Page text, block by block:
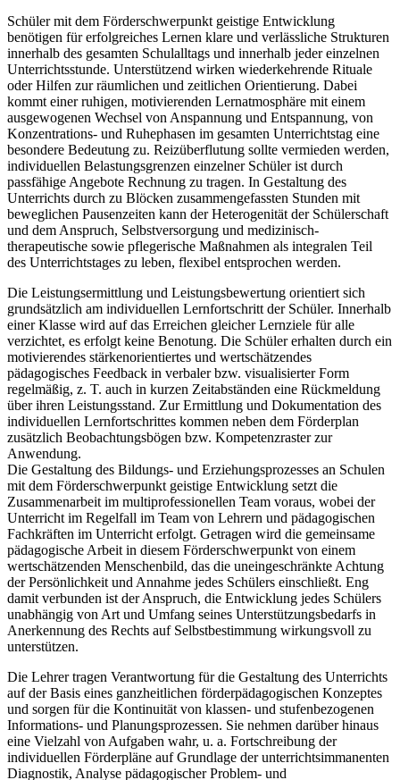
Schüler mit dem Förderschwerpunkt geistige Entwicklung
benötigen für erfolgreiches Lernen klare und verlässliche Strukturen
innerhalb des gesamten Schulalltags und innerhalb jeder einzelnen
Unterrichtsstunde. Unterstützend wirken wiederkehrende Rituale
oder Hilfen zur räumlichen und zeitlichen Orientierung. Dabei
kommt einer ruhigen, motivierenden Lernatmosphäre mit einem
ausgewogenen Wechsel von Anspannung und Entspannung, von
Konzentrations- und Ruhephasen im gesamten Unterrichtstag eine
besondere Bedeutung zu. Reizüberflutung sollte vermieden werden,
individuellen Belastungsgrenzen einzelner Schüler ist durch
passfähige Angebote Rechnung zu tragen. In Gestaltung des
Unterrichts durch zu Blöcken zusammengefassten Stunden mit
beweglichen Pausenzeiten kann der Heterogenität der Schülerschaft
und dem Anspruch, Selbstversorgung und medizinisch-
therapeutische sowie pflegerische Maßnahmen als integralen Teil
des Unterrichtstages zu leben, flexibel entsprochen werden.
Die Leistungsermittlung und Leistungsbewertung orientiert sich
grundsätzlich am individuellen Lernfortschritt der Schüler. Innerhalb
einer Klasse wird auf das Erreichen gleicher Lernziele für alle
verzichtet, es erfolgt keine Benotung. Die Schüler erhalten durch ein
motivierendes stärkenorientiertes und wertschätzendes
pädagogisches Feedback in verbaler bzw. visualisierter Form
regelmäßig, z. T. auch in kurzen Zeitabständen eine Rückmeldung
über ihren Leistungsstand. Zur Ermittlung und Dokumentation des
individuellen Lernfortschrittes kommen neben dem Förderplan
zusätzlich Beobachtungsbögen bzw. Kompetenzraster zur
Anwendung.
Die Gestaltung des Bildungs- und Erziehungsprozesses an Schulen
mit dem Förderschwerpunkt geistige Entwicklung setzt die
Zusammenarbeit im multiprofessionellen Team voraus, wobei der
Unterricht im Regelfall im Team von Lehrern und pädagogischen
Fachkräften im Unterricht erfolgt. Getragen wird die gemeinsame
pädagogische Arbeit in diesem Förderschwerpunkt von einem
wertschätzenden Menschenbild, das die uneingeschränkte Achtung
der Persönlichkeit und Annahme jedes Schülers einschließt. Eng
damit verbunden ist der Anspruch, die Entwicklung jedes Schülers
unabhängig von Art und Umfang seines Unterstützungsbedarfs in
Anerkennung des Rechts auf Selbstbestimmung wirkungsvoll zu
unterstützen.
Die Lehrer tragen Verantwortung für die Gestaltung des Unterrichts
auf der Basis eines ganzheitlichen förderpädagogischen Konzeptes
und sorgen für die Kontinuität von klassen- und stufenbezogenen
Informations- und Planungsprozessen. Sie nehmen darüber hinaus
eine Vielzahl von Aufgaben wahr, u. a. Fortschreibung der
individuellen Förderpläne auf Grundlage der unterrichtsimmanenten
Diagnostik, Analyse pädagogischer Problem- und